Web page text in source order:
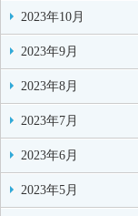
2023年10月
2023年9月
2023年8月
2023年7月
2023年6月
2023年5月